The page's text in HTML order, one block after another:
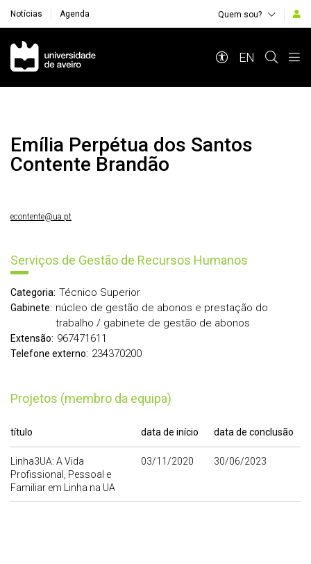
Notícias Agenda Quem sou?
Navegação Principal
EN
Emília Perpétua dos Santos
Contente Brandão
Serviços de Gestão de Recursos Humanos
Categoria: Técnico Superior
Gabinete: núcleo de gestão de abonos e prestação do
trabalho / gabinete de gestão de abonos
Extensão: 967471611
Telefone externo: 234370200
Projetos (membro da equipa)
título data de início data de conclusão
Linha3UA: A Vida
Profissional, Pessoal e
Familiar em Linha na UA
03/11/2020 30/06/2023
econtente@ua.pt